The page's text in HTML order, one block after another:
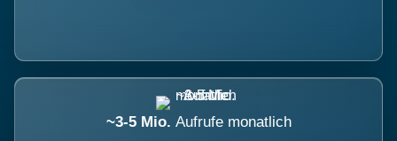
~3-5 Mio. Aufrufe monatlich